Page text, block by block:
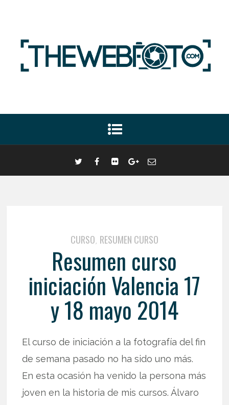
CURSO, RESUMEN CURSO
Resumen curso
iniciación Valencia 17
y 18 mayo 2014
El curso de iniciación a la fotografía del fin
de semana pasado no ha sido uno más.
En esta ocasión ha venido la persona más
joven en la historia de mis cursos. Álvaro